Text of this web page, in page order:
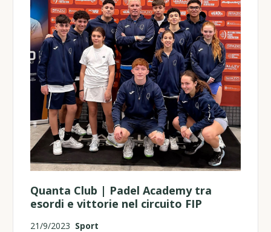
Quanta Club | Padel Academy tra
esordi e vittorie nel circuito FIP
21/9/2023 Sport